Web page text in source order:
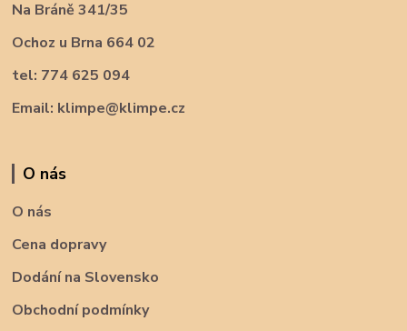
Na Bráně 341/35
Ochoz u Brna 664 02
tel: 774 625 094
Email: klimpe@klimpe.cz
O nás
O nás
Cena dopravy
Dodání na Slovensko
Obchodní podmínky